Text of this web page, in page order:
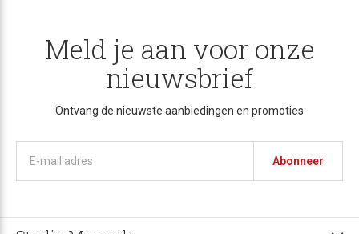
Meld je aan voor onze
nieuwsbrief
Ontvang de nieuwste aanbiedingen en promoties
Abonneer